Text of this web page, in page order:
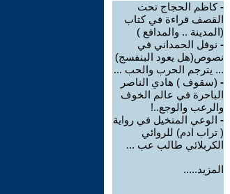
-كاظم الحجاج تحت
القصف قراءة في كتاب
(المدينة .. والمدافع )
- نوفل الحمداني في
نصوص(هل يعود البنفسج)
... يترجم الحرب والحب ...
- (سقوف ) هادي الناصر
الباحرة في عالم الخوف
والرعب والوجع..!
- الوعي المتخيل في رواية
( تراب ادم) للروائي
الكربلائي طالب عب ...
المزيد.....